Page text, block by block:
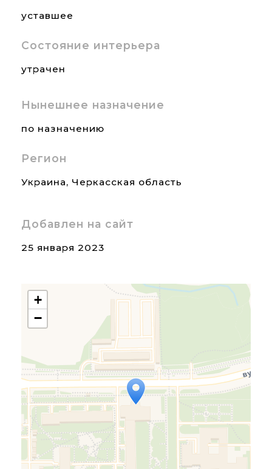
уставшее
Состояние интерьера
утрачен
Нынешнее назначение
по назначению
Регион
Украина, Черкасская область
Добавлен на сайт
25 января 2023
Travelers' Map is loading...
If you see this after your
page is loaded completely,
leafletJS files are missing.
+
−